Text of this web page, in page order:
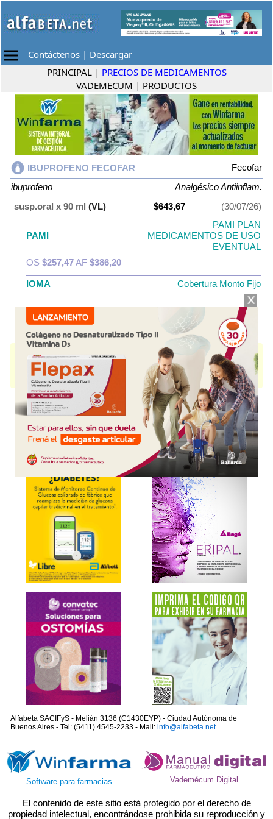
Contáctenos | Descargar
PRINCIPAL | PRECIOS DE MEDICAMENTOS
VADEMECUM | PRODUCTOS
IBUPROFENO FECOFAR
Fecofar
ibuprofeno
Analgésico Antiinflam.
susp.oral x 90 ml (VL) $643,67 (30/07/26)
PAMI
PAMI PLAN
MEDICAMENTOS DE USO
EVENTUAL
OS $257,47AF $386,20
IOMA
Cobertura Monto Fijo
IBUPROFENO FECOFARcontiene ibuprofenoy se indica como
Analgésico Antiinflam.. Es producido porFecofary cuenta con 1
presentación disponible.
Explorar más
ibuprofeno
Otros productos deFecofar
Alfabeta SACIFyS - Melián 3136 (C1430EYP) - Ciudad Autónoma de
Buenos Aires - Tel: (5411) 4545-2233 - Mail: info@alfabeta.net
Software para farmacias Vademécum Digital
El contenido de este sitio está protegido por el derecho de
propiedad intelectual, encontrándose prohibida su reproducción y